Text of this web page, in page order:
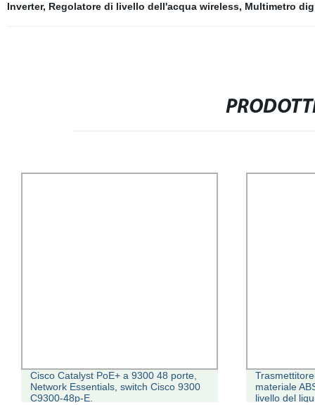
Inverter, Regolatore di livello dell'acqua wireless, Multimetro
Catalyst PoE+ a 9300 48 porte,
Essentials, switch Cisco 9300
48p-E.
Trasmettitore di livello a
materiale ABS Hju830
livello del liquido a